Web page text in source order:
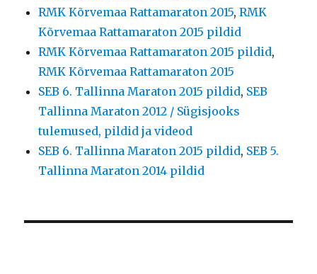
RMK Kõrvemaa Rattamaraton 2015,RMK
Kõrvemaa Rattamaraton 2015 pildid
RMK Kõrvemaa Rattamaraton 2015 pildid,
RMK Kõrvemaa Rattamaraton 2015
SEB 6. Tallinna Maraton 2015 pildid, SEB
Tallinna Maraton 2012 / Sügisjooks
tulemused, pildid ja videod
SEB 6. Tallinna Maraton 2015 pildid, SEB 5.
Tallinna Maraton 2014 pildid